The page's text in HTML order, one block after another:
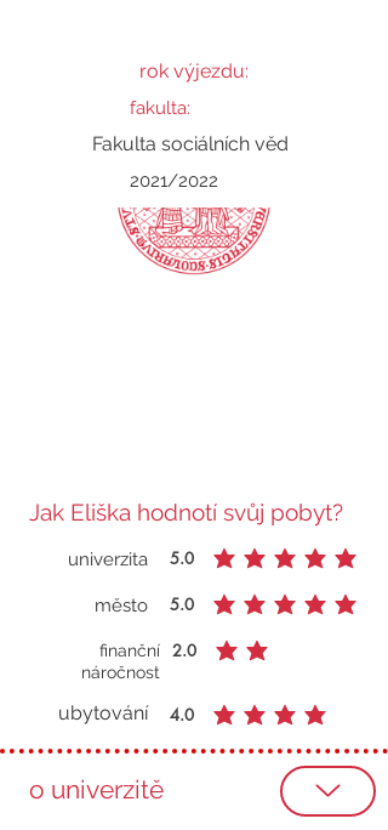
rok výjezdu:
fakulta:
Fakulta sociálních věd
2021/2022
Jak Eliška hodnotí svůj pobyt?
univerzita 5.0
průměrné hodnocení je 5 z 5
město
5.0
průměrné hodnocení je 5 z 5
finanční
náročnost
2.0
průměrné hodnocení je 2 z 5
ubytování 4.0
průměrné hodnocení je 4 z 5
o univerzitě